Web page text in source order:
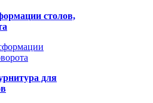
столов,
для